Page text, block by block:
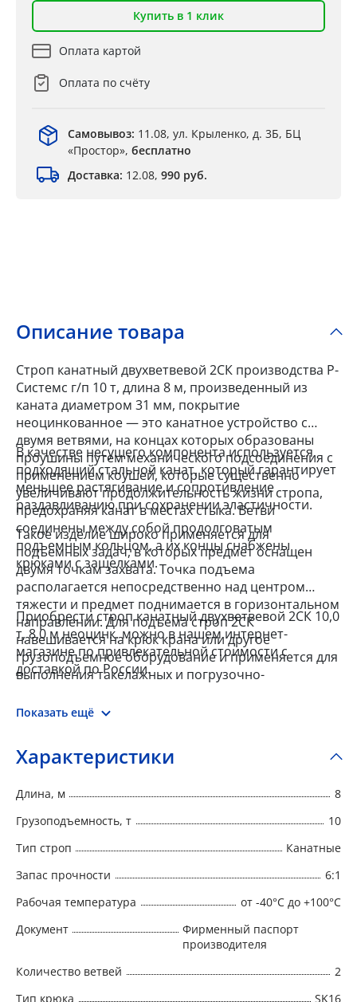
Купить в 1 клик
Оплата картой
Оплата по счёту
Самовывоз: 11.08, ул. Крыленко, д. 3Б, БЦ
«Простор», бесплатно
Доставка: 12.08, 990 руб.
Описание товара
Строп канатный двухветвевой 2СК производства Р-
Системс г/п 10 т, длина 8 м, произведенный из
каната диаметром 31 мм, покрытие
неоцинкованное — это канатное устройство с
двумя ветвями, на концах которых образованы
проушины путем механического подсоединения с
применением коушей, которые существенно
увеличивают продолжительность жизни стропа,
предохраняя канат в местах стыка. Ветви
соединены между собой продолговатым
подъемным кольцом, а их концы снабжены
крюками с защелками.
В качестве несущего компонента используется
подходящий стальной канат, который гарантирует
меньшее растягивание и сопротивление
раздавливанию при сохранении эластичности.
Такое изделие широко применяется для
подъемных задач, в которых предмет оснащен
двумя точкам захвата. Точка подъема
располагается непосредственно над центром
тяжести и предмет поднимается в горизонтальном
направлении. Для подъема строп 2СК
навешивается на крюк крана или другое
грузоподъемное оборудование и применяется для
выполнения такелажных и погрузочно-
Приобрести строп канатный двухветвевой 2СК 10,0
т, 8,0 м неоцинк. можно в нашем интернет-
магазине по привлекательной стоимости с
доставкой по России.
Показать ещё
Характеристики
Длина, м
8
Грузоподъемность, т
10
Тип строп
Канатные
Запас прочности
6:1
Рабочая температура
от -40°C до +100°C
Документ
Фирменный паспорт
производителя
Количество ветвей
2
Тип крюка
SK16